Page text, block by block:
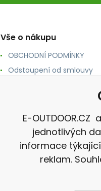
Vše o nákupu
OBCHODNÍ PODMÍNKY
Odstoupení od smlouvy
Ochrana osobních údajů
E-
jednotlivých
informace
reklam.